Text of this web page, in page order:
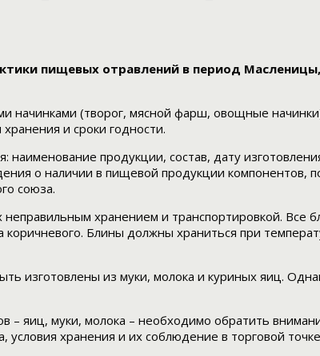
пищевых отравлений в период
начинками (творог, мясной фарш, овощные
и сроки годности.
продукции, состав, дату
о наличии в пищевой продукции
союза.
хранением и транспортировкой.
Блины должны храниться при
изготовлены из муки, молока и куриных яиц.
яиц, муки, молока – необходимо обратить
хранения и их соблюдение в торговой